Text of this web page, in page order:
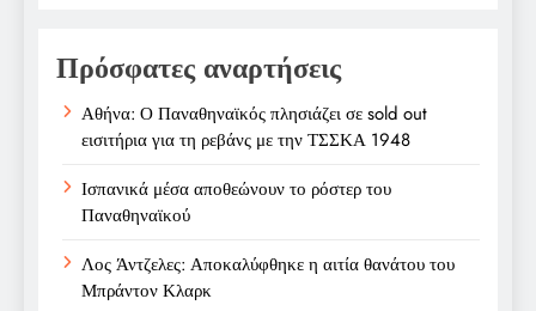
Πρόσφατες αναρτήσεις
Αθήνα: Ο Παναθηναϊκός πλησιάζει σε sold out
εισιτήρια για τη ρεβάνς με την ΤΣΣΚΑ 1948
Ισπανικά μέσα αποθεώνουν το ρόστερ του
Παναθηναϊκού
Λος Άντζελες: Αποκαλύφθηκε η αιτία θανάτου του
Μπράντον Κλαρκ